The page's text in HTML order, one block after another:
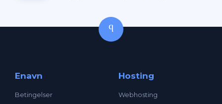
Enavn
Betingelser
Hosting
Webhosting